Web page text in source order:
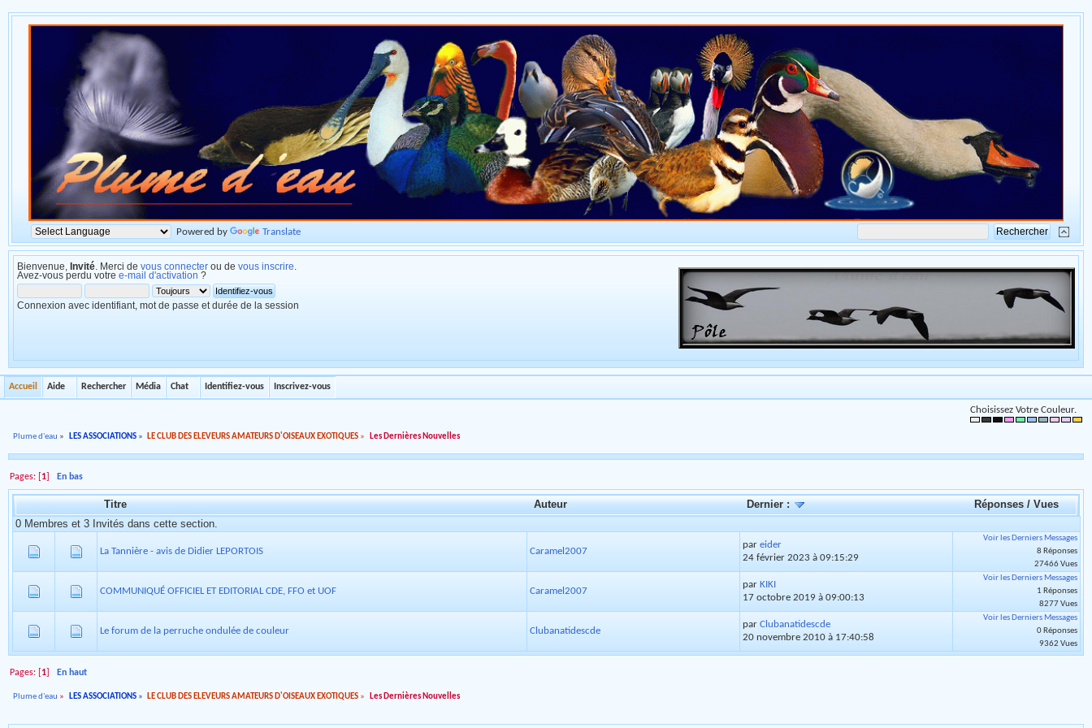
Powered by Translate
Bienvenue, Invité . Merci de vous connecter ou de vous inscrire
Avez-vous perdu votre e-mail d'activation ?
Connexion avec identifiant, mot de passe et durée de la session
Accueil Aide Rechercher Média Chat Identifiez-vous Inscrivez-vous
Choisissez Votre Couleur.
Plume d'eau » LES ASSOCIATIONS» LE CLUB DES ELEVEURS AMATEURS D'OISEAUX EXOTIQUES » Les Dernières Nouvelles
Pages: [ 1 En bas
Titre Auteur Dernier : Réponses/Vues
0 Membres et 3 Invités dans cette section.
La Tannière - avis de Didier LEPORTOIS Caramel2007
par eider
24 février 2023 à 09:15:29
Voir les Derniers Messages
8 Réponses
27466 Vues
COMMUNIQUÉ OFFICIEL ET EDITORIAL CDE, FFO et UOF Caramel2007
par KIKI
17 octobre 2019 à 09:00:13
Voir les Derniers Messages
1 Réponses
8277 Vues
Le forum de la perruche ondulée de couleur Clubanatidescde
par Clubanatidescde
20 novembre 2010 à 17:40:58
Voir les Derniers Messages
0 Réponses
9362 Vues
Pages: [ 1 En haut
Plume d'eau » LES ASSOCIATIONS» LE CLUB DES ELEVEURS AMATEURS D'OISEAUX EXOTIQUES » Les Dernières Nouvelles